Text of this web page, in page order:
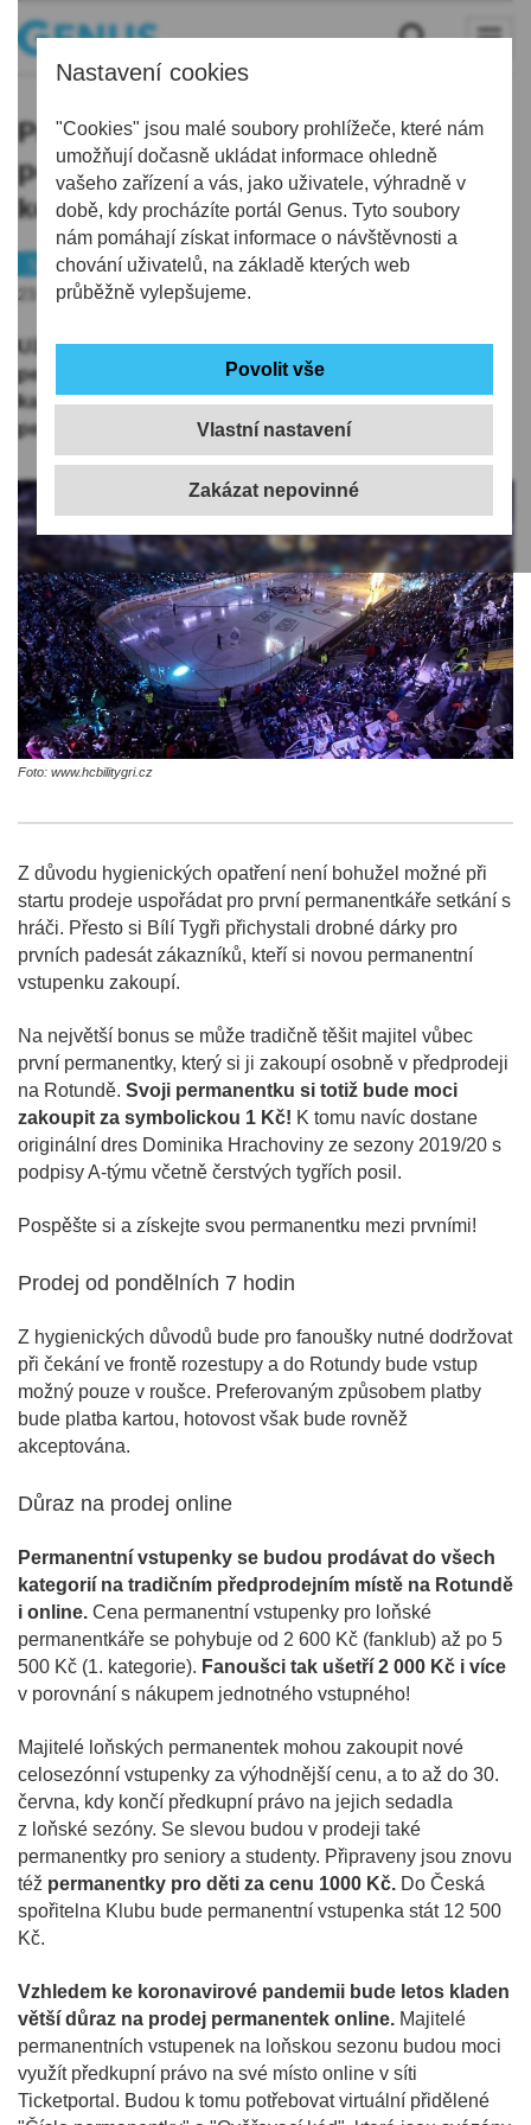
Nastavení cookies
"Cookies" jsou malé soubory prohlížeče, které nám
umožňují dočasně ukládat informace ohledně
vašeho zařízení a vás, jako uživatele, výhradně v
době, kdy procházíte portál Genus. Tyto soubory
nám pomáhají získat informace o návštěvnosti a
chování uživatelů, na základě kterých web
průběžně vylepšujeme.
Vlastní nastavení
Prodej permanentek startuje v
pondělí! První permanentka za
korunu a dres k tomu!
Hokej
Sport
23.05.2020 | 11:13
Už v pondělí 25. května vypukne v 7:00 prodej
permanentních vstupenek na novou sezonu. A jako
každý rok si Bílí Tygři pro svého prvního
permanentkáře přichystali speciální dárek.
Foto: www.hcbilitygri.cz
Z důvodu hygienických opatření není bohužel možné při
startu prodeje uspořádat pro první permanentkáře setkání s
hráči. Přesto si Bílí Tygři přichystali drobné dárky pro
prvních padesát zákazníků, kteří si novou permanentní
vstupenku zakoupí.
Na největší bonus se může tradičně těšit majitel vůbec
první permanentky, který si ji zakoupí osobně v předprodeji
na Rotundě. Svoji permanentku si totiž bude moci
zakoupit za symbolickou 1 Kč! K tomu navíc dostane
originální dres Dominika Hrachoviny ze sezony 2019/20 s
podpisy A-týmu včetně čerstvých tygřích posil.
Pospěšte si a získejte svou permanentku mezi prvními!
Prodej od pondělních 7 hodin
Z hygienických důvodů bude pro fanoušky nutné dodržovat
při čekání ve frontě rozestupy a do Rotundy bude vstup
možný pouze v roušce. Preferovaným způsobem platby
bude platba kartou, hotovost však bude rovněž
akceptována.
Důraz na prodej online
Permanentní vstupenky se budou prodávat do všech
kategorií na tradičním předprodejním místě na Rotundě
i online. Cena permanentní vstupenky pro loňské
permanentkáře se pohybuje od 2 600 Kč (fanklub) až po 5
500 Kč (1. kategorie). Fanoušci tak ušetří 2 000 Kč i více
v porovnání s nákupem jednotného vstupného!
Majitelé loňských permanentek mohou zakoupit nové
celosezónní vstupenky za výhodnější cenu, a to až do 30.
června, kdy končí předkupní právo na jejich sedadla
z loňské sezóny. Se slevou budou v prodeji také
permanentky pro seniory a studenty. Připraveny jsou znovu
též permanentky pro děti za cenu 1000 Kč. Do Česká
spořitelna Klubu bude permanentní vstupenka stát 12 500
Kč.
Vzhledem ke koronavirové pandemii bude letos kladen
větší důraz na prodej permanentek online. Majitelé
permanentních vstupenek na loňskou sezonu budou moci
využít předkupní právo na své místo online v síti
Ticketportal. Budou k tomu potřebovat virtuální přidělené